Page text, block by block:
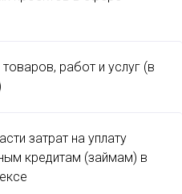
работ и услуг (в
затрат на уплату
кредитам (займам) в